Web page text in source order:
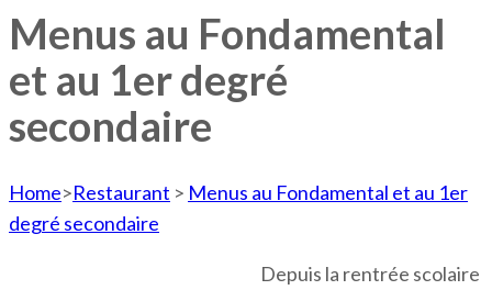
Menus au Fondamental
et au 1er degré
secondaire
Home>Restaurant > Menus au Fondamental et au 1er
degré secondaire
Depuis la rentrée scolaire